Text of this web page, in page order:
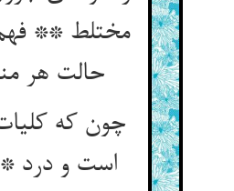
مختلط **
حالت هر
چون که
است و درد